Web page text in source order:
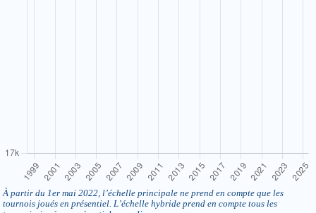
À partir du 1er mai 2022, l’échelle principale ne prend en compte que les
tournois joués en présentiel. L’échelle hybride prend en compte tous les